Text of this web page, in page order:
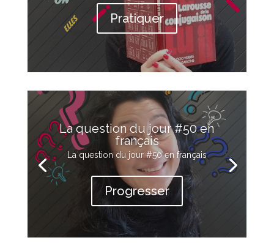
Pratiquer
La question du jour #50 en
français
La question du jour #50 en français
Progresser